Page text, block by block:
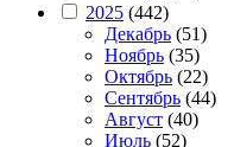
2025 (442)
Декабрь (51)
Ноябрь (35)
Октябрь (22)
Сентябрь (44)
Август (40)
Июль (52)